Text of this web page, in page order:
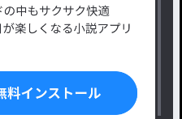
ファンタジー・異世界・SF
ホラー・ミステリー
コメディ